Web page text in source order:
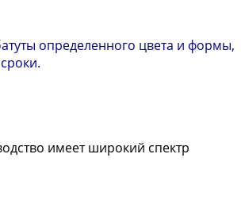
определенного цвета и формы,
имеет широкий спектр